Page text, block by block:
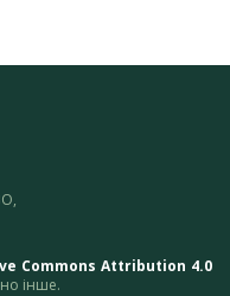
Commons Attribution 4.0
інше.